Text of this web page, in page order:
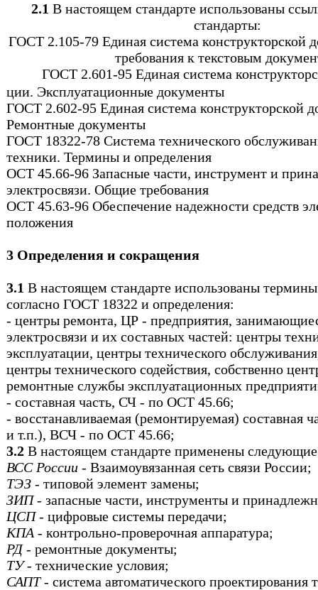
2.1 В настоящем стандарте использованы
стандарты:
ГОСТ 2.105-79 Единая система конструкторской
требования к текстовым
ГОСТ 2.601-95 Единая система
ции. Эксплуатационные документы
ГОСТ 2.602-95 Единая система конструкторской
Ремонтные документы
ГОСТ 18322-78 Система технического
техники. Термины и определения
ОСТ 45.66-96 Запасные части, инструмент и
электросвязи. Общие требования
ОСТ 45.63-96 Обеспечение надежности средств
положения
3 Определения и сокращения
3.1 В настоящем стандарте использованы
согласно ГОСТ 18322 и определения:
- центры ремонта, ЦР - предприятия,
электросвязи и их составных частей: центры
эксплуатации, центры технического
центры технического содействия, собственно
ремонтные службы эксплуатационных
- составная часть, СЧ - по ОСТ 45.66;
- восстанавливаемая (ремонтируемая) составная
и т.п.), ВСЧ - по ОСТ 45.66;
3.2 В настоящем стандарте применены
ВСС России - Взаимоувязанная сеть связи России;
ТЭЗ - типовой элемент замены;
ЗИП- запасные части, инструменты и
ЦСП- цифровые системы передачи;
КПА - контрольно-проверочная аппаратура;
РД- ремонтные документы;
ТУ- технические условия;
САПТ- система автоматического проектирования